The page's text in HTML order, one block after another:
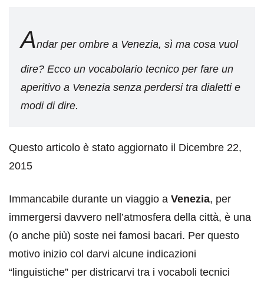
Andar per ombre a Venezia, sì ma cosa vuol
dire? Ecco un vocabolario tecnico per fare un
aperitivo a Venezia senza perdersi tra dialetti e
modi di dire.
Questo articolo è stato aggiornato il Dicembre 22,
2015
Immancabile durante un viaggio a Venezia, per
immergersi davvero nell’atmosfera della città, è una
(o anche più) soste nei famosi bacari. Per questo
motivo inizio col darvi alcune indicazioni
“linguistiche” per districarvi tra i vocaboli tecnici